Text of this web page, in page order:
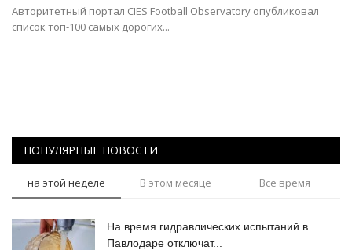
РАЗВЛЕЧЕНИЯ
Қазақша Русский
Авторитетный портал CIES Football Observatory опубликовал
список топ-100 самых дорогих...
ПОПУЛЯРНЫЕ НОВОСТИ
на этой неделе В этом месяце Все время
На время гидравлических испытаний в
Павлодаре отключат...